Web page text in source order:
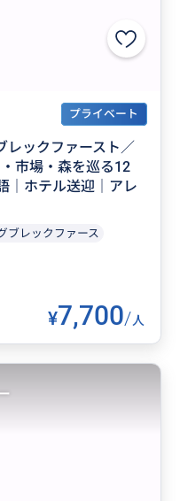
プライベート
レックファースト／
市場・森を巡る12
｜ホテル送迎｜アレ
ブレックファース
¥7,700/人